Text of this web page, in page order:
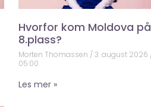
Hvorfor kom Moldova på
8.plass?
Morten Thomassen
3. august 2026
05:00
Les mer »